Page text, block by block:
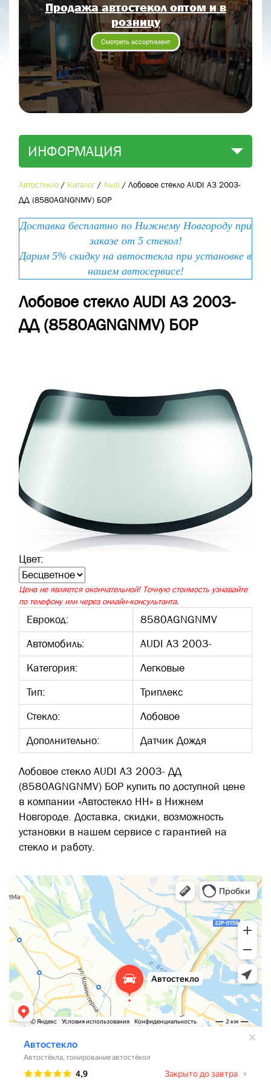
Продажа автостекол оптом и в
розницу
Смотреть ассортимент
ИНФОРМАЦИЯ
Автостекло / Каталог / Audi / Лобовое стекло AUDI A3 2003-
ДД (8580AGNGNМV) БОР
Доставка бесплатно по Нижнему Новгороду при
заказе от 5 стекол!
Дарим 5% скидку на автостекла при установке в
нашем автосервисе!
Лобовое стекло AUDI A3 2003-
ДД (8580AGNGNМV) БОР
Цвет:
Цена не является окончательной! Точную стоимость узнавайте
по телефону или через онлайн-консультанта.
Еврокод:
8580AGNGNМV
Автомобиль:
AUDI A3 2003-
Категория:
Легковые
Тип:
Триплекс
Стекло:
Лобовое
Дополнительно:
Датчик Дождя
Лобовое стекло AUDI A3 2003- ДД
(8580AGNGNМV) БОР купить по доступной цене
в компании «Автостекло НН» в Нижнем
Новгороде. Доставка, скидки, возможность
установки в нашем сервисе с гарантией на
стекло и работу.
Отправить
Отправить заявку